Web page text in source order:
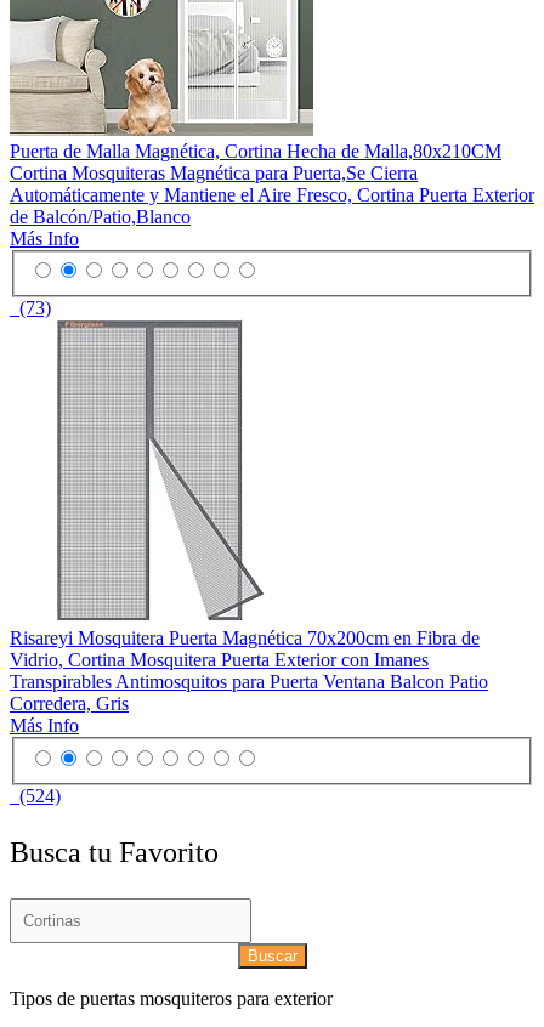
Puerta de Malla Magnética, Cortina Hecha de Malla,80x210CM
Cortina Mosquiteras Magnética para Puerta,Se Cierra
Automáticamente y Mantiene el Aire Fresco, Cortina Puerta Exterior
de Balcón/Patio,Blanco
Más Info
(73)
Risareyi Mosquitera Puerta Magnética 70x200cm en Fibra de
Vidrio, Cortina Mosquitera Puerta Exterior con Imanes
Transpirables Antimosquitos para Puerta Ventana Balcon Patio
Corredera, Gris
Más Info
(524)
Busca tu Favorito
Buscar
Tipos de puertas mosquiteros para exterior